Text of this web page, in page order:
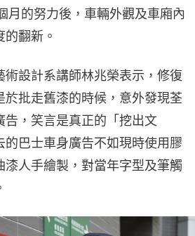
月的努力後，車輛外觀及車廂內
翻新。
術設計系講師林兆榮表示，修復
於批走舊漆的時候，意外發現荃
告，笑言是真正的「挖出文
的巴士車身廣告不如現時使用膠
漆人手繪製，對當年字型及筆觸